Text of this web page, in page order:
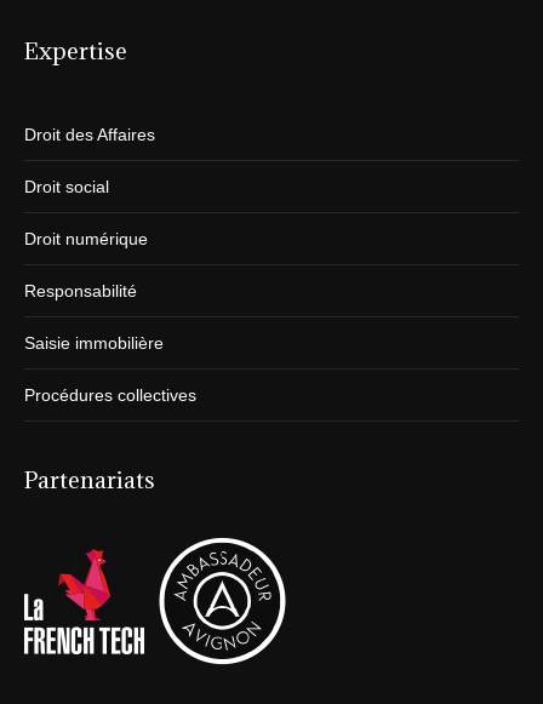
Expertise
Droit des Affaires
Droit social
Droit numérique
Responsabilité
Saisie immobilière
Procédures collectives
Partenariats